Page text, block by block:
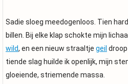
Sadie sloeg meedogenloos. Tien
billen. Bij elke klap schokte mijn
wild, en een nieuw straaltje geil
tiende slag huilde ik openlijk, mijn
gloeiende, striemende massa.